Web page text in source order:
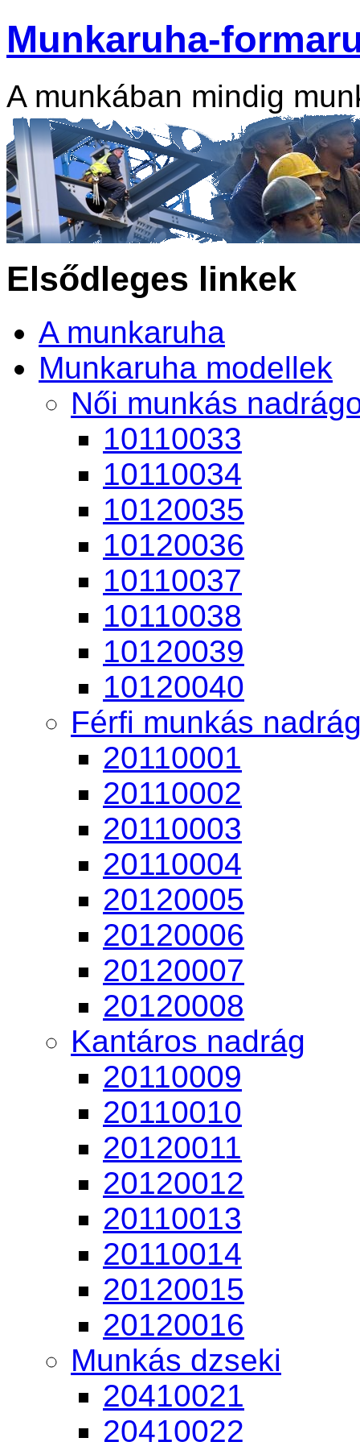
Munkaruha-
A munkában mindig
Elsődleges linkek
A munkaruha
Munkaruha modellek
Női munkás
10110033
10110034
10120035
10120036
10110037
10110038
10120039
10120040
Férfi munkás
20110001
20110002
20110003
20110004
20120005
20120006
20120007
20120008
Kantáros nadrág
20110009
20110010
20120011
20120012
20110013
20110014
20120015
20120016
Munkás dzseki
20410021
20410022